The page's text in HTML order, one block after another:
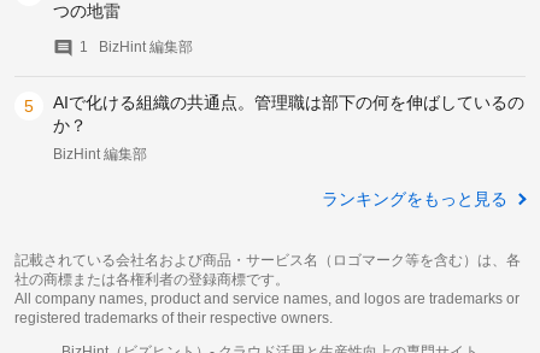
つの地雷
1 BizHint 編集部
AIで化ける組織の共通点。管理職は部下の何を伸ばしているの
か？
BizHint 編集部
ランキングをもっと見る
記載されている会社名および商品・サービス名（ロゴマーク等を含む）は、各
社の商標または各権利者の登録商標です。
All company names, product and service names, and logos are trademarks or
registered trademarks of their respective owners.